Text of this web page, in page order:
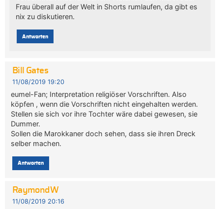
Frau überall auf der Welt in Shorts rumlaufen, da gibt es
nix zu diskutieren.
Antworten
Bill Gates
11/08/2019 19:20
eumel-Fan; Interpretation religiöser Vorschriften. Also
köpfen , wenn die Vorschriften nicht eingehalten werden.
Stellen sie sich vor ihre Tochter wäre dabei gewesen, sie
Dummer.
Sollen die Marokkaner doch sehen, dass sie ihren Dreck
selber machen.
Antworten
RaymondW
11/08/2019 20:16